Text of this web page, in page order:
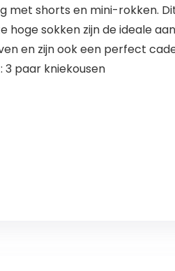
met shorts en mini-rokken.
hoge sokken zijn de ideale
en zijn ook een perfect
3 paar kniekousen